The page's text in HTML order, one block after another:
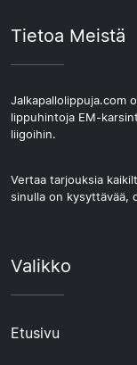
Tietoa Meistä
Jalkapallolippuja.com
lippuhintoja EM-
liigoihin.
Vertaa tarjouksia
sinulla on kysyttävää,
Valikko
Etusivu